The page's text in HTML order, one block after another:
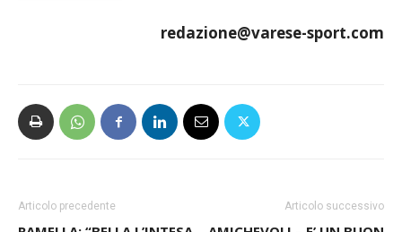
redazione@varese-sport.com
Articolo precedente Articolo successivo